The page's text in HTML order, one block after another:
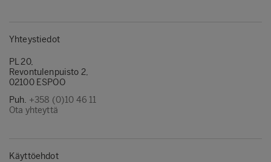
Yhteystiedot
PL 20,
Revontulenpuisto 2,
02100 ESPOO
Puh. +358 (0)10 46 11
Ota yhteyttä
Käyttöehdot